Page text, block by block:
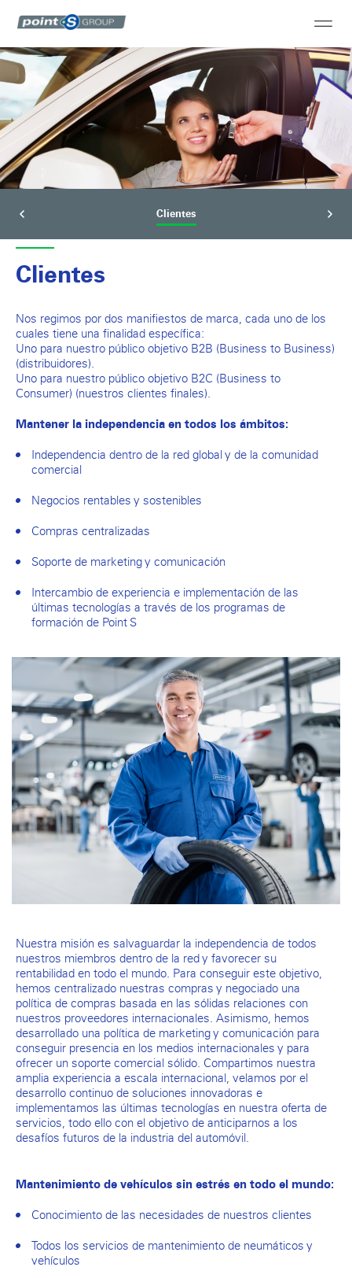
Clientes
Clientes
Nos regimos por dos manifiestos de marca, cada uno de los
cuales tiene una finalidad específica:
Uno para nuestro público objetivo B2B (Business to Business)
(distribuidores).
Uno para nuestro público objetivo B2C (Business to
Consumer) (nuestros clientes finales).
Mantener la independencia en todos los ámbitos:
Independencia dentro de la red global y de la comunidad
comercial
Negocios rentables y sostenibles
Compras centralizadas
Soporte de marketing y comunicación
Intercambio de experiencia e implementación de las
últimas tecnologías a través de los programas de
formación de Point S
Nuestra misión es salvaguardar la independencia de todos
nuestros miembros dentro de la red y favorecer su
rentabilidad en todo el mundo. Para conseguir este objetivo,
hemos centralizado nuestras compras y negociado una
política de compras basada en las sólidas relaciones con
nuestros proveedores internacionales. Asimismo, hemos
desarrollado una política de marketing y comunicación para
conseguir presencia en los medios internacionales y para
ofrecer un soporte comercial sólido. Compartimos nuestra
amplia experiencia a escala internacional, velamos por el
desarrollo continuo de soluciones innovadoras e
implementamos las últimas tecnologías en nuestra oferta de
servicios, todo ello con el objetivo de anticiparnos a los
desafíos futuros de la industria del automóvil.
Mantenimiento de vehículos sin estrés en todo el mundo:
Conocimiento de las necesidades de nuestros clientes
Todos los servicios de mantenimiento de neumáticos y
vehículos